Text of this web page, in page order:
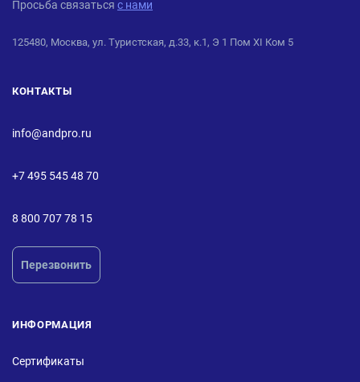
Просьба связаться с нами
125480, Москва, ул. Туристская, д.33, к.1, Э 1 Пом XI Ком 5
КОНТАКТЫ
info@andpro.ru
+7 495 545 48 70
8 800 707 78 15
Перезвонить
ИНФОРМАЦИЯ
Сертификаты